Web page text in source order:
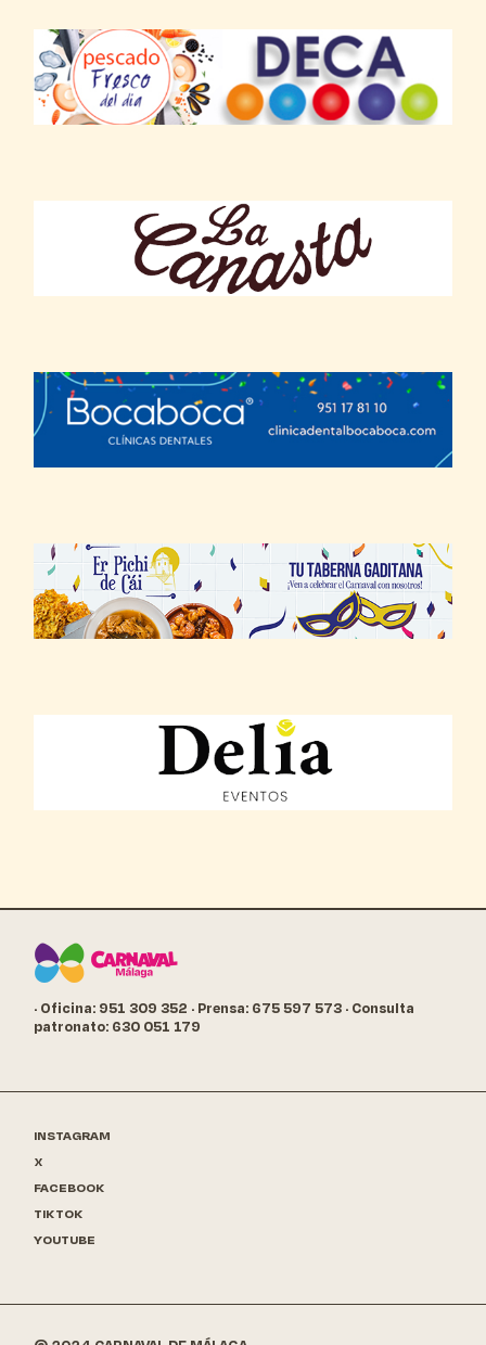
· Oficina: 951 309 352 · Prensa: 675 597 573 · Consulta
patronato: 630 051 179
INSTAGRAM
X
FACEBOOK
TIKTOK
YOUTUBE